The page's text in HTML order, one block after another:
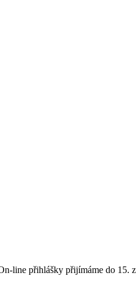
line přihlášky přijímáme do 15.